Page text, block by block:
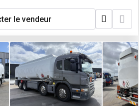
le vendeur